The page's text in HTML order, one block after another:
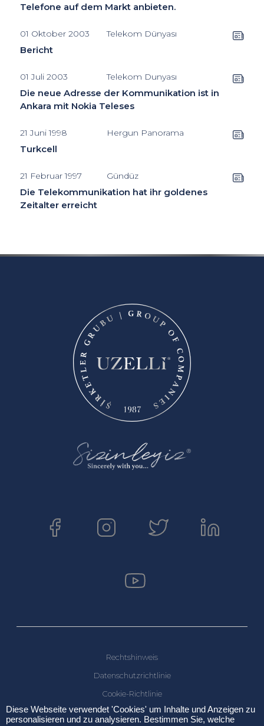
Telefone auf dem Markt anbieten.
01 Oktober 2003 Telekom Dünyası
Bericht
01 Juli 2003 Telekom Dunyası
Die neue Adresse der Kommunikation ist in
Ankara mit Nokia Teleses
21 Juni 1998 Hergun Panorama
Turkcell
21 Februar 1997 Gündüz
Die Telekommunikation hat ihr goldenes
Zeitalter erreicht
Rechtshinweis
Datenschutzrichtlinie
Cookie-Richtlinie
Diese Webseite verwendet 'Cookies' um Inhalte und Anzeigen zu
personalisieren und zu analysieren. Bestimmen Sie, welche